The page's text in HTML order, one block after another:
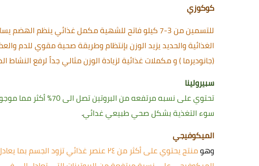
كوكوزي
للتسمين من 3-7 كيلو
فاتح للشهية
(جانوديرما ) و مكملات غذائية لزيادة الوزن مثالي جداً لرفع النشاط
سبيرولينا
سوء التغذية بشكل صحي طبيعي غدائي.
الميكوفيجي
وهو